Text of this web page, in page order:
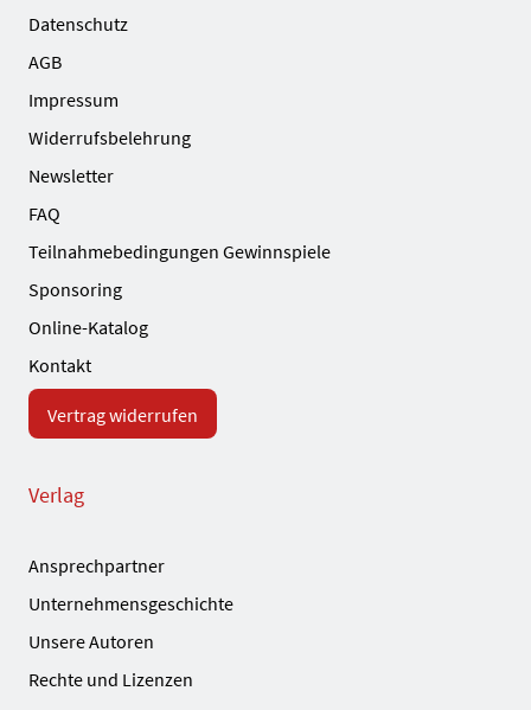
Datenschutz
AGB
Impressum
Widerrufsbelehrung
Newsletter
FAQ
Teilnahmebedingungen Gewinnspiele
Sponsoring
Online-Katalog
Kontakt
Vertrag widerrufen
Verlag
Ansprechpartner
Unternehmensgeschichte
Unsere Autoren
Rechte und Lizenzen